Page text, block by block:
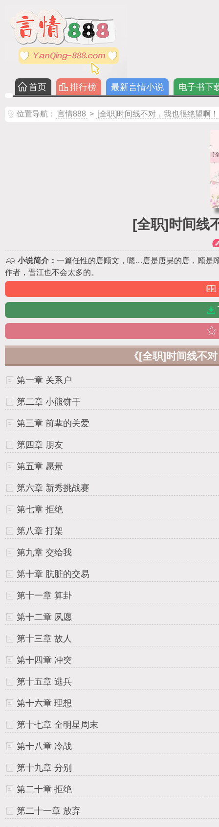
首页 排行榜 最新言情小说 电子书下
位置导航： 言情888 > [全职]时间线不对，我也很绝望啊！
[全职]时间线
小说简介： 一篇任性的唐顾文，嗯…唐是唐昊的唐，顾是
作者，晋江也不会太多的。
《[全职]时间线不
第一章 关系户
第二章 小熊饼干
第三章 前辈的关爱
第四章 朋友
第五章 愿景
第六章 新秀挑战赛
第七章 拒绝
第八章 打架
第九章 交给我
第十章 肮脏的交易
第十一章 算卦
第十二章 夙愿
第十三章 故人
第十四章 冲突
第十五章 逃兵
第十六章 理想
第十七章 全明星周末
第十八章 冷战
第十九章 分别
第二十章 拒绝
第二十一章 放弃